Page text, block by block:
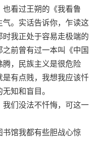
看过王朔的《我看鲁
。实话告诉你，乍读这
我正处于容易走极端的
前曾有过一本叫《中国
，民族主义是很危险
有点贱，我想我应该忏
知和盲目。
们没法不忏悔，可这一
馆我都有些胆战心惊